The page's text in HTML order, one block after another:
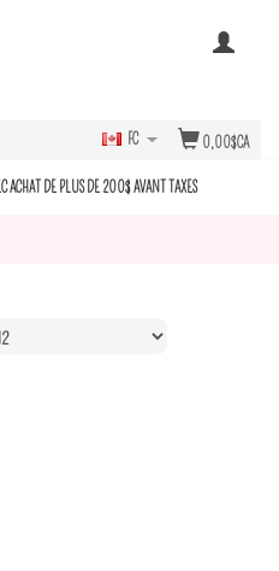
0,00$CA
FC
ACHAT DE PLUS DE 200$ AVANT TAXES